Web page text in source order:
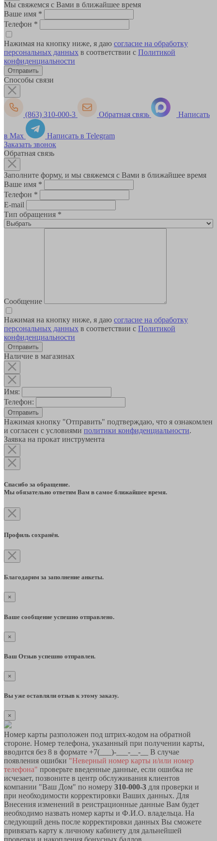
Мы свяжемся с Вами в ближайшее время
Ваше имя *
Телефон *
Нажимая на кнопку ниже, я даю согласие на обработку
персональных данных в соответствии с Политикой
конфиденциальности
Способы связи
(863) 310-000-3 Обратная связь Написать
в Max
Написать в Telegram
Заказать звонок
Обратная связь
Заполните форму, и мы свяжемся с Вами в ближайшее время
Ваше имя *
Телефон *
E-mail
Тип обращения *
Сообщение
Нажимая на кнопку ниже, я даю согласие на обработку
персональных данных в соответствии с Политикой
конфиденциальности
Наличие в магазинах
Имя:
Телефон:
Отправить
Нажимая кнопку "Отправить" подтверждаю, что я ознакомлен
и согласен с условиями политики конфиденциальности.
Заявка на прокат инструмента
Спасибо за обращение.
Мы обязательно ответим Вам в самое ближайшее время.
Профиль сохранён.
Благодарим за заполнение анкеты.
×
Ваше сообщение успешно отправлено.
×
Ваш Отзыв успешно отправлен.
×
Вы уже оставляли отзыв к этому заказу.
×
Номер карты разположен под штрих-кодом на обратной
стороне. Номер телефона, указанный при получении карты,
вводится без 8 в формате +7(___)-___-__-__ В случае
появления ошибки "Неверный номер карты и/или номер
телефона" проверьте введенные данные, если ошибка не
исчезает, позвоните в центр обслуживания клиентов
компании "Ваш Дом" по номеру 310-000-3 для проверки и
при необходимости корректировки Ваших данных. Для
Внесения изменений в реистрационные данные Вам будет
необходимо назвать номер карты и Ф.И.О. владельца. На
следующий день после корректировки данных Вы сможете
привязать карту к личному кабинету для дальнейшей